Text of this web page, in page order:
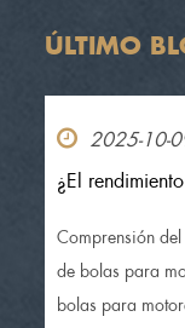
ÚLTIMO
2025-10-
¿El
cumple con
industriales?
Comprensión
de bolas para
bolas para